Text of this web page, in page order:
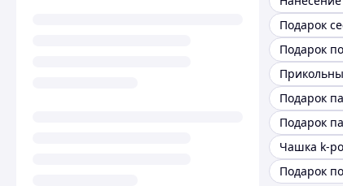
Подарок
Подарок
Подарок
Подарок
Чашка k-
Подарок